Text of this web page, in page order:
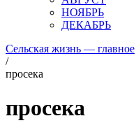
НОЯБРЬ
ДЕКАБРЬ
Сельская жизнь — главное
/
просека
просека